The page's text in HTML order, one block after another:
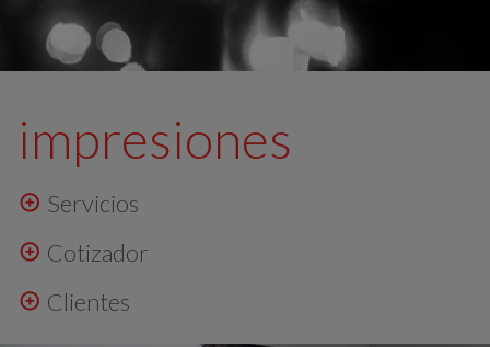
impresiones
Servicios
Cotizador
Clientes